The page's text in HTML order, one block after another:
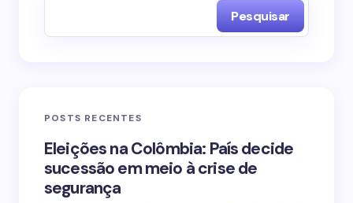
Your Comment *
Pesquisar
POSTS RECENTES
Eleições na Colômbia: País decide
sucessão em meio à crise de
segurança